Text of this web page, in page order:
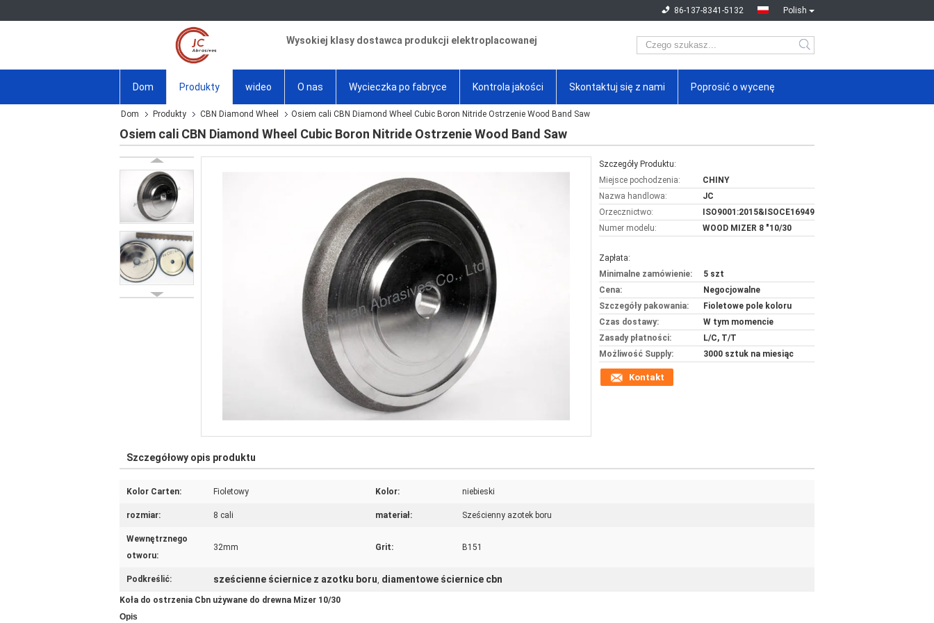
Polish
86-137-8341-5132
Wysokiej klasy dostawca produkcji elektroplacowanej
Dom Produkty wideo O nas Wycieczka po fabryce Kontrola jakości Skontaktuj się z nami Poprosić o wycenę
Dom Produkty CBN Diamond Wheel Osiem cali CBN Diamond Wheel Cubic Boron Nitride Ostrzenie Wood Band Saw
Osiem cali CBN Diamond Wheel Cubic Boron Nitride Ostrzenie Wood Band Saw
Szczegóły Produktu:
Miejsce pochodzenia:
CHINY
Nazwa handlowa:
JC
Orzecznictwo:
ISO9001:2015&ISOCE16949
Numer modelu:
WOOD MIZER 8 "10/30
Zapłata:
Minimalne zamówienie:
5 szt
Cena:
Negocjowalne
Szczegóły pakowania:
Fioletowe pole koloru
Czas dostawy:
W tym momencie
Zasady płatności:
L/C, T/T
Możliwość Supply:
3000 sztuk na miesiąc
Kontakt
Szczegółowy opis produktu
Kolor Carten: Fioletowy Kolor: niebieski
rozmiar: 8 cali materiał: Sześcienny azotek boru
Wewnętrznego
otworu:
32mm Grit: B151
Podkreślić: sześcienne ściernice z azotku boru, diamentowe ściernice cbn
Koła do ostrzenia Cbn używane do drewna Mizer 10/30
Opis